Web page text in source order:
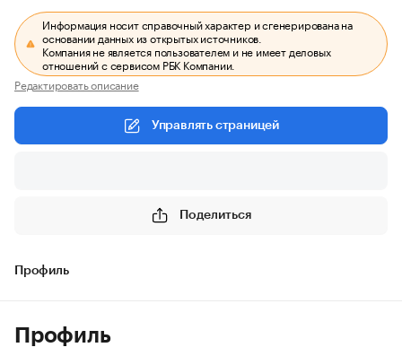
Информация носит справочный характер и сгенерирована на
основании данных из открытых источников.
Компания не является пользователем и не имеет деловых
отношений с сервисом РБК Компании.
Редактировать описание
Управлять страницей
Поделиться
Профиль
Профиль